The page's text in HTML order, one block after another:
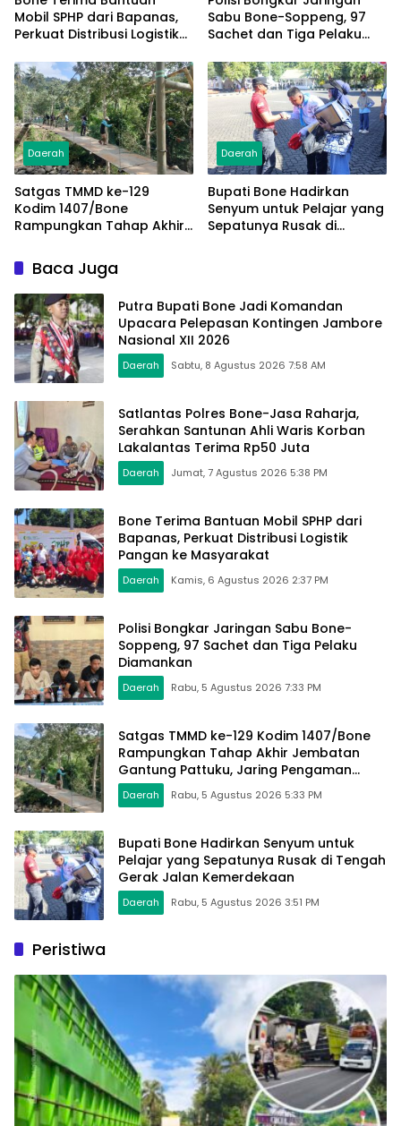
Mobil SPHP dari Bapanas,
Perkuat Distribusi Logistik
Sabu Bone-Soppeng, 97
Sachet dan Tiga Pelaku
Daerah
Satgas TMMD ke-129
Kodim 1407/Bone
Rampungkan Tahap Akhir
Pattuku, Jaring Pengaman
Mulai Terpasang
Daerah
Bupati Bone Hadirkan
Senyum untuk Pelajar yang
Sepatunya Rusak di
Baca Juga
Putra Bupati Bone Jadi Komandan
Upacara Pelepasan Kontingen Jambore
Nasional XII 2026
Daerah Sabtu, 8 Agustus 2026 7:58 AM
Satlantas Polres Bone-Jasa Raharja,
Serahkan Santunan Ahli Waris Korban
Lakalantas Terima Rp50 Juta
Daerah Jumat, 7 Agustus 2026 5:38 PM
Bone Terima Bantuan Mobil SPHP dari
Bapanas, Perkuat Distribusi Logistik
Pangan ke Masyarakat
Daerah Kamis, 6 Agustus 2026 2:37 PM
Polisi Bongkar Jaringan Sabu Bone-
Soppeng, 97 Sachet dan Tiga Pelaku
Diamankan
Daerah Rabu, 5 Agustus 2026 7:33 PM
Satgas TMMD ke-129 Kodim 1407/Bone
Rampungkan Tahap Akhir Jembatan
Gantung Pattuku, Jaring Pengaman
Mulai Terpasang
Daerah Rabu, 5 Agustus 2026 5:33 PM
Bupati Bone Hadirkan Senyum untuk
Pelajar yang Sepatunya Rusak di Tengah
Gerak Jalan Kemerdekaan
Daerah Rabu, 5 Agustus 2026 3:51 PM
Peristiwa